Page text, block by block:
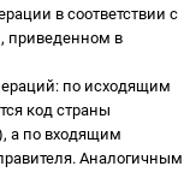
в соответствии с
приведенном в
по исходящим
код страны
а по входящим
Аналогичным